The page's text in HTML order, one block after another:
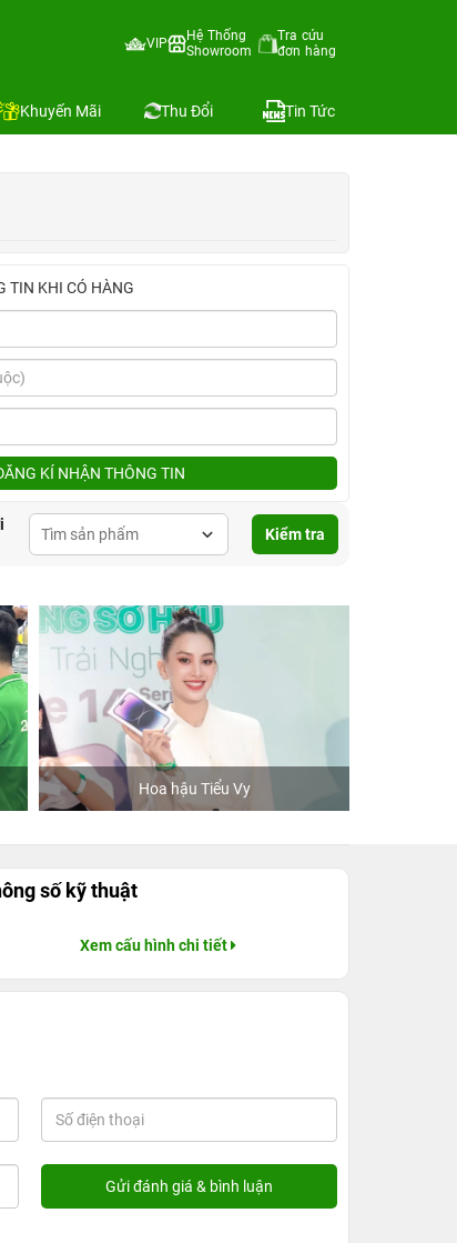
VIP
Hệ Thống
Showroom
Tra cứu
đơn hàng
Khuyến Mãi Thu Đổi Tin Tức
TIN KHI CÓ HÀNG
KÍ NHẬN THÔNG TIN
Kiểm tra
Hoa hậu Tiểu Vy
số kỹ thuật
Xem cấu hình chi tiết